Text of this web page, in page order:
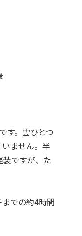
す。雲ひとつ
ません。半
ですが、た
での約4時間